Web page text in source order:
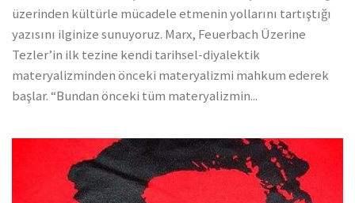
üzerinden kültürle mücadele etmenin yollarını tartıştığı
yazısını ilginize sunuyoruz. Marx, Feuerbach Üzerine
Tezler’in ilk tezine kendi tarihsel-diyalektik
materyalizminden önceki materyalizmi mahkum ederek
başlar. “Bundan önceki tüm materyalizmin...